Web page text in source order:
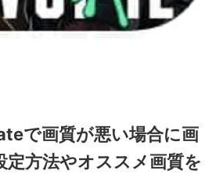
で画質が悪い場合に画
定方法やオススメ画質を